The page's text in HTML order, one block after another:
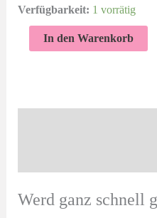
Verfügbarkeit: 1 vorrätig
Karte
In den Warenkorb
Werd ganz schnell